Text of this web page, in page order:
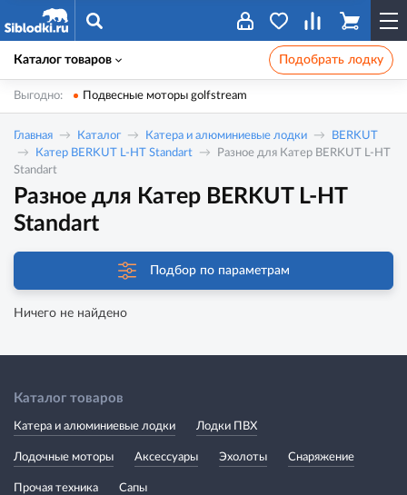
Каталог товаров Подобрать лодку
Выгодно: Подвесные моторы golfstream
Главная Каталог Катера и алюминиевые лодки
BERKUT
Катер BERKUT L-HT Standart
Разное для Катер BERKUT L-HT
Standart
Разное для Катер BERKUT L-HT
Standart
Подбор по параметрам
Ничего не найдено
Каталог товаров
Катера и алюминиевые лодки Лодки ПВХ
Лодочные моторы Аксессуары Эхолоты Снаряжение
Прочая техника Сапы